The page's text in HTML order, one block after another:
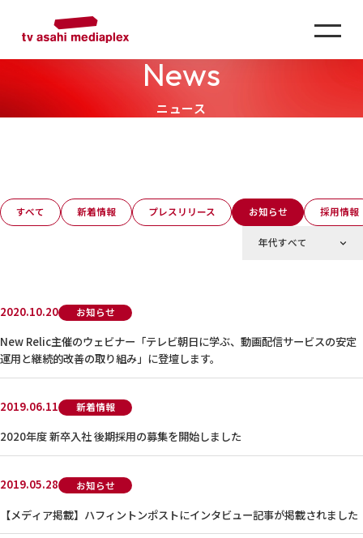
News
ニュース
すべて 新着情報 プレスリリース お知らせ 採用情報
2020.10.20 お知らせ
New Relic主催のウェビナー「テレビ朝日に学ぶ、動画配信サービスの安定
運用と継続的改善の取り組み」に登壇します。
2019.06.11 新着情報
2020年度 新卒入社 後期採用の募集を開始しました
2019.05.28 お知らせ
【メディア掲載】ハフィントンポストにインタビュー記事が掲載されました